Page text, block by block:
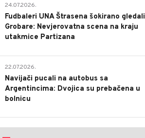
24.07.2026.
Fudbaleri UNA Štrasena šokirano gledali
Grobare: Nevjerovatna scena na kraju
utakmice Partizana
22.07.2026.
Navijači pucali na autobus sa
Argentincima: Dvojica su prebačena u
bolnicu